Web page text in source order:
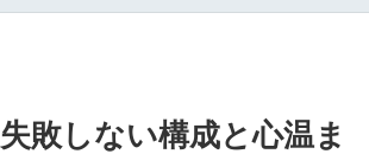
敗しない構成と心温ま